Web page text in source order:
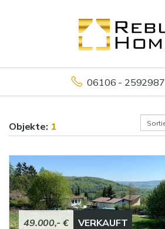
06106 - 2592987
Objekte: 1
49.000,- € VERKAUFT